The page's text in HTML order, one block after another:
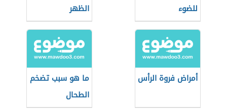
للضوء
الظهر
أمراض فروة الرأس
ما هو سبب تضخم
الطحال